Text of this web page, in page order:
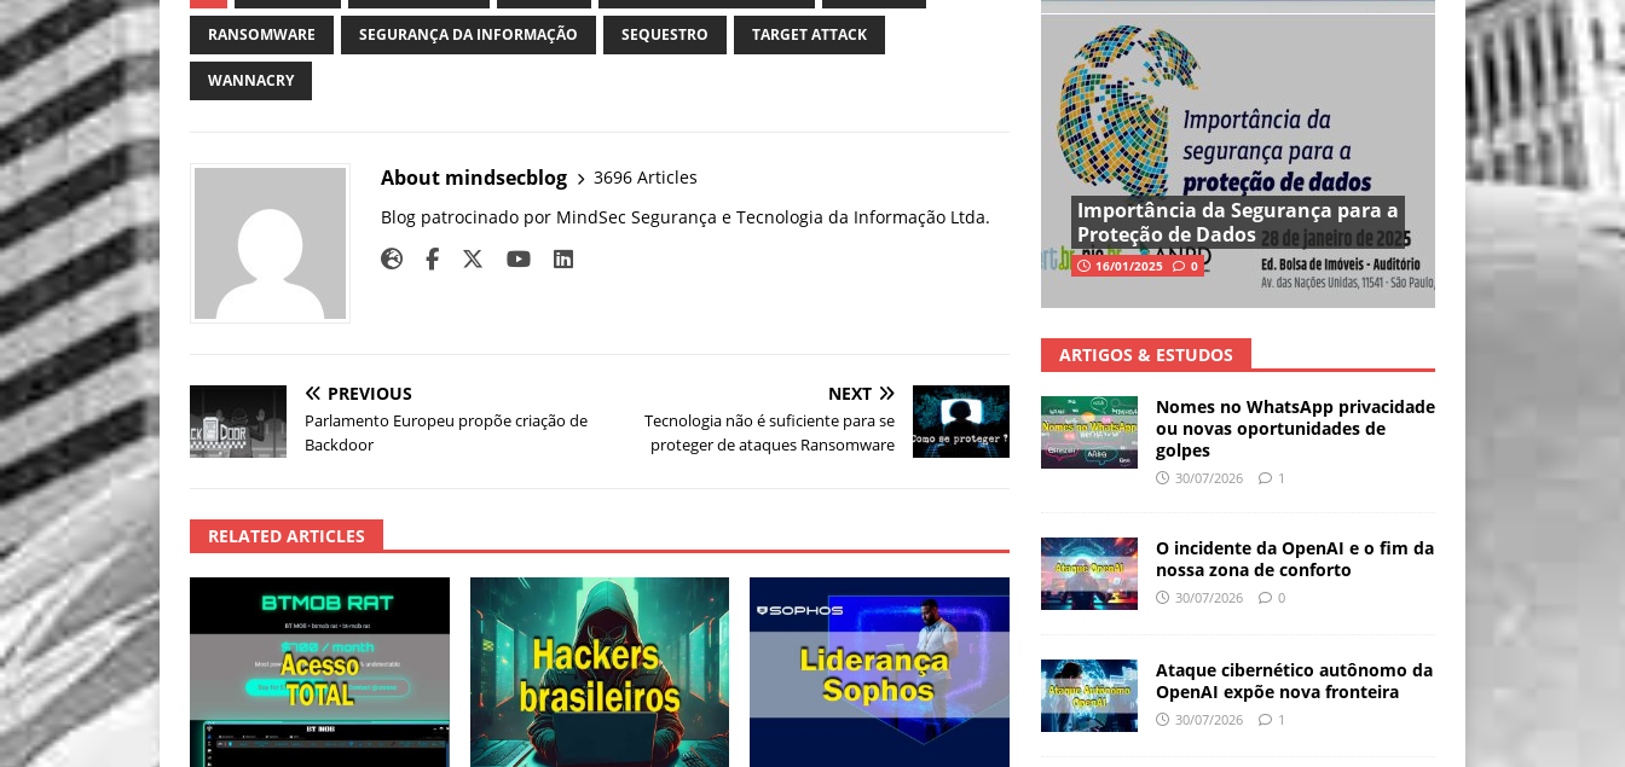
RANSOMWARE SEGURANÇA DA INFORMAÇÃO SEQUESTRO TARGET ATTACK
WANNACRY
About mindsecblog
3696 Articles
Blog patrocinado por MindSec Segurança e Tecnologia da Informação Ltda.
PREVIOUS
Parlamento Europeu propõe criação de
Backdoor
NEXT
Tecnologia não é suficiente para se
proteger de ataques Ransomware
RELATED ARTICLES
Importância da Segurança para a
Proteção de Dados
16/01/2025 0
ARTIGOS & ESTUDOS
Nomes no WhatsApp privacidade
ou novas oportunidades de
golpes
30/07/2026 1
O incidente da OpenAI e o fim da
nossa zona de conforto
30/07/2026 0
Ataque cibernético autônomo da
OpenAI expõe nova fronteira
30/07/2026 1